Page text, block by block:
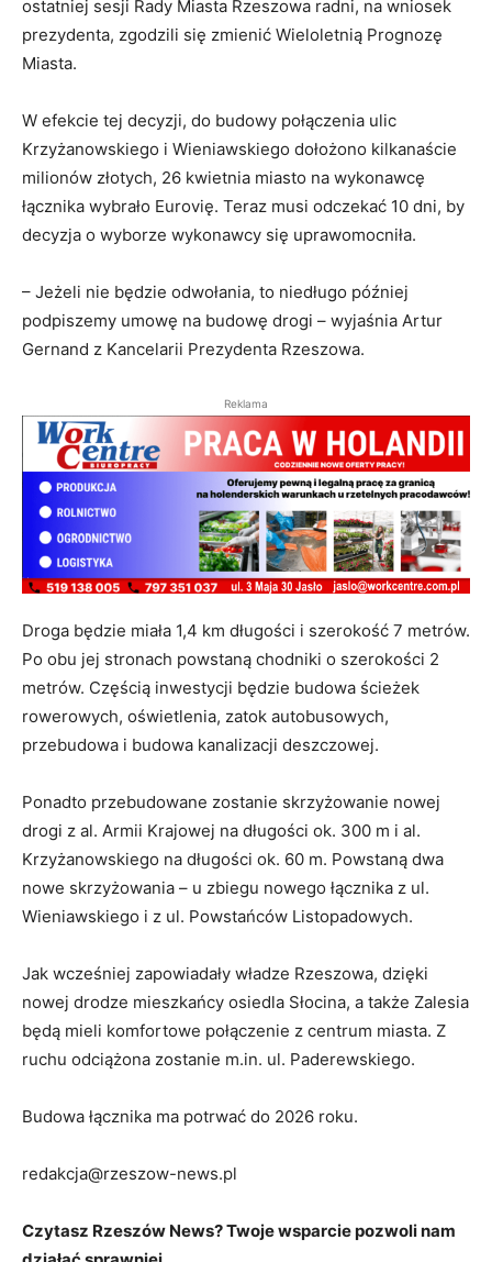
ostatniej sesji Rady Miasta Rzeszowa radni, na wniosek
prezydenta, zgodzili się zmienić Wieloletnią Prognozę
Miasta.
W efekcie tej decyzji, do budowy połączenia ulic
Krzyżanowskiego i Wieniawskiego dołożono kilkanaście
milionów złotych, 26 kwietnia miasto na wykonawcę
łącznika wybrało Eurovię. Teraz musi odczekać 10 dni, by
decyzja o wyborze wykonawcy się uprawomocniła.
– Jeżeli nie będzie odwołania, to niedługo później
podpiszemy umowę na budowę drogi – wyjaśnia Artur
Gernand z Kancelarii Prezydenta Rzeszowa.
Reklama
Droga będzie miała 1,4 km długości i szerokość 7 metrów.
Po obu jej stronach powstaną chodniki o szerokości 2
metrów. Częścią inwestycji będzie budowa ścieżek
rowerowych, oświetlenia, zatok autobusowych,
przebudowa i budowa kanalizacji deszczowej.
Ponadto przebudowane zostanie skrzyżowanie nowej
drogi z al. Armii Krajowej na długości ok. 300 m i al.
Krzyżanowskiego na długości ok. 60 m. Powstaną dwa
nowe skrzyżowania – u zbiegu nowego łącznika z ul.
Wieniawskiego i z ul. Powstańców Listopadowych.
Jak wcześniej zapowiadały władze Rzeszowa, dzięki
nowej drodze mieszkańcy osiedla Słocina, a także Zalesia
będą mieli komfortowe połączenie z centrum miasta. Z
ruchu odciążona zostanie m.in. ul. Paderewskiego.
Budowa łącznika ma potrwać do 2026 roku.
redakcja@rzeszow-news.pl
Czytasz Rzeszów News? Twoje wsparcie pozwoli nam